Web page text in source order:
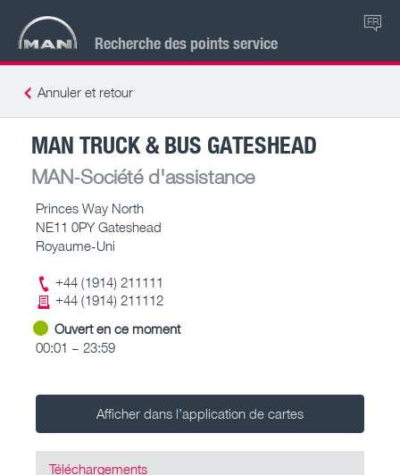
Recherche des points service
FR
Annuler et retour
MAN TRUCK & BUS GATESHEAD
MAN-Société d'assistance
Princes Way North
NE11 0PY Gateshead
Royaume-Uni
+44 (1914) 211111
+44 (1914) 211112
Ouvert en ce moment
00:01 – 23:59
Afficher dans l’application de cartes
Téléchargements